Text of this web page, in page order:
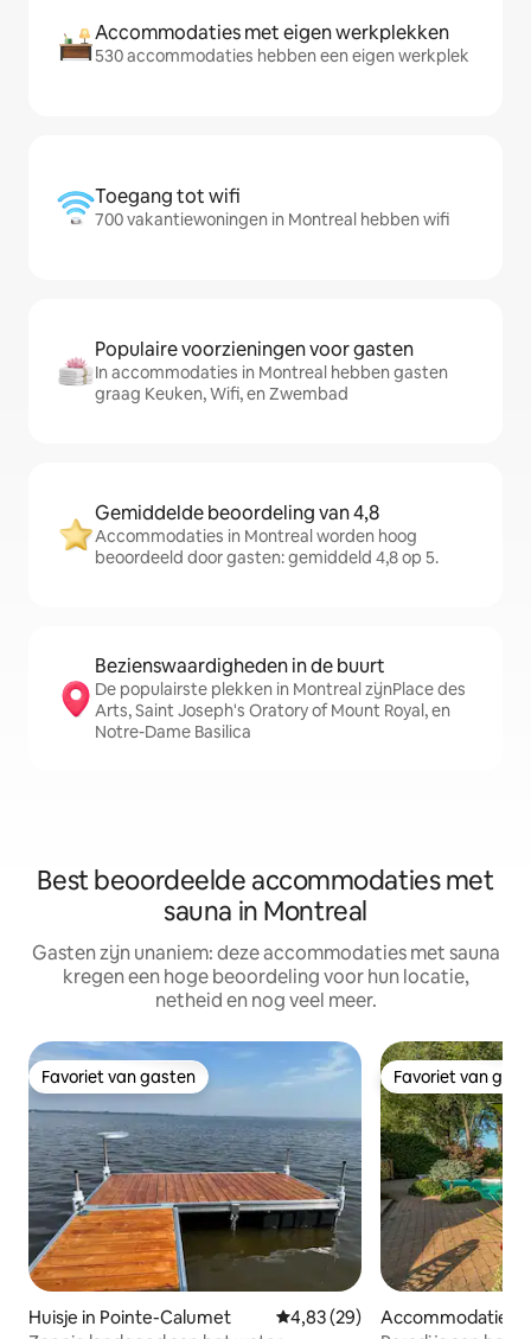
Accommodaties met eigen werkplekken
530 accommodaties hebben een eigen werkplek
Toegang tot wifi
700 vakantiewoningen in Montreal hebben wifi
Populaire voorzieningen voor gasten
In accommodaties in Montreal hebben gasten
graag Keuken, Wifi, en Zwembad
Gemiddelde beoordeling van 4,8
Accommodaties in Montreal worden hoog
beoordeeld door gasten: gemiddeld 4,8 op 5.
Bezienswaardigheden in de buurt
De populairste plekken in Montreal zijnPlace des
Arts, Saint Joseph's Oratory of Mount Royal, en
Notre-Dame Basilica
Best beoordeelde accommodaties met
sauna in Montreal
Gasten zijn unaniem: deze accommodaties met sauna
kregen een hoge beoordeling voor hun locatie,
netheid en nog veel meer.
Favoriet van gasten
Favoriet van gasten
Huisje in Pointe-Calumet Gemiddelde beoordeling van
4,83 (29)
Favoriet van
Favoriet van
Accommodatie in